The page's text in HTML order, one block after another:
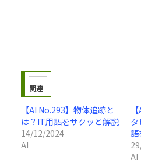
関連
【AI No.293】物体追跡と
は？IT用語をサクッと解説
14/12/2024
AI
AI